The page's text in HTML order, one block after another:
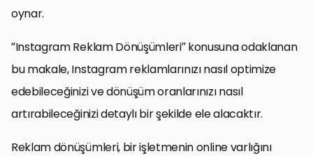
oynar.
“Instagram Reklam Dönüşümleri” konusuna odaklanan
bu makale, Instagram reklamlarınızı nasıl optimize
edebileceğinizi ve dönüşüm oranlarınızı nasıl
artırabileceğinizi detaylı bir şekilde ele alacaktır.
Reklam dönüşümleri, bir işletmenin online varlığını